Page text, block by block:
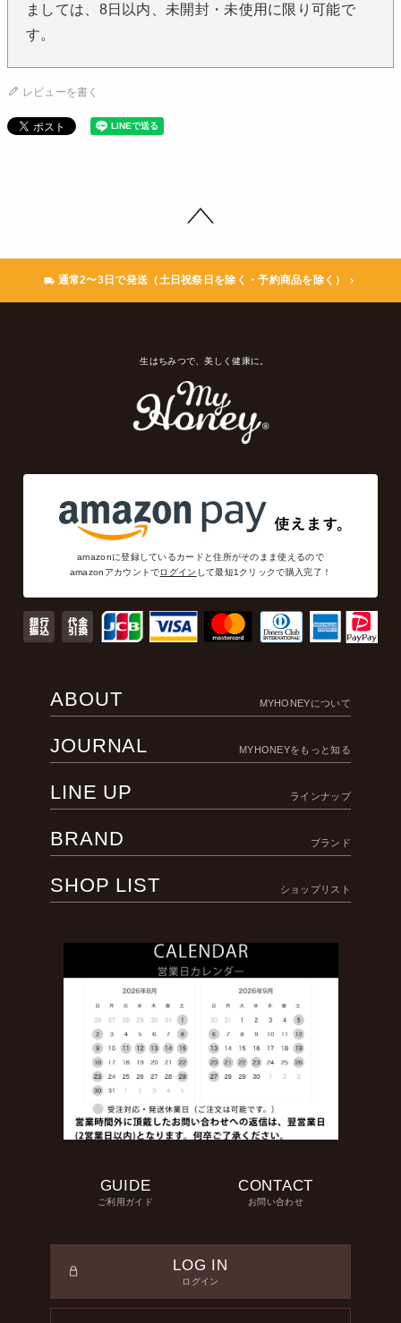
ましては、8日以内、未開封・未使用に限り可能で
す。
レビューを書く
通常2〜3日で発送（土日祝祭日を除く・予約商品を除く）
生はちみつで、美しく健康に。
amazonに登録しているカードと住所がそのまま使えるので
amazonアカウントでログイン して最短1クリックで購入完了！
ABOUT MYHONEYについて
JOURNAL MYHONEYをもっと知る
LINE UP ラインナップ
BRAND ブランド
SHOP LIST ショップリスト
GUIDE
ご利用ガイド
CONTACT
お問い合わせ
LOG IN
ログイン